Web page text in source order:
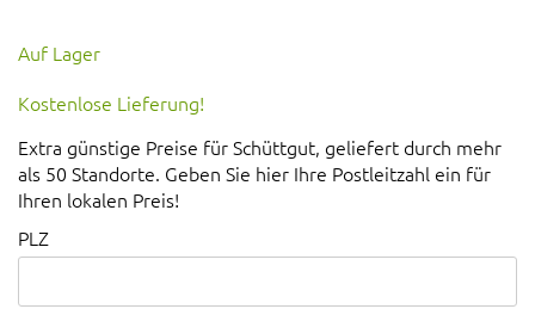
Auf Lager
Kostenlose Lieferung!
Extra günstige Preise für Schüttgut, geliefert durch mehr
als 50 Standorte. Geben Sie hier Ihre Postleitzahl ein für
Ihren lokalen Preis!
PLZ